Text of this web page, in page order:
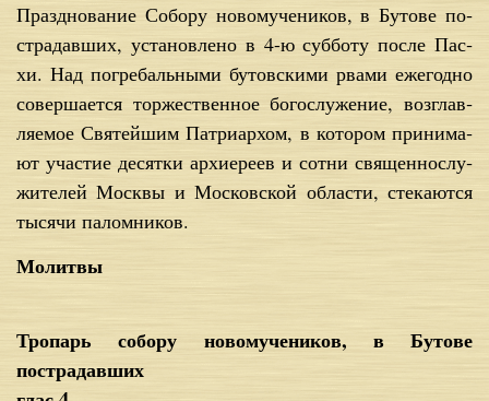
Празд­но­ва­ние Со­бо­ру но­во­му­че­ни­ков, в Бу­то­ве по­
стра­дав­ших, уста­нов­ле­но в 4-ю суб­бо­ту по­сле Пас­
хи. Над по­гре­баль­ны­ми бу­тов­ски­ми рва­ми еже­год­но
со­вер­ша­ет­ся тор­же­ствен­ное бо­го­слу­же­ние, воз­глав­
ля­е­мое Свя­тей­шим Пат­ри­ар­хом, в ко­то­ром при­ни­ма­
ют уча­стие де­сят­ки ар­хи­ере­ев и сот­ни свя­щен­но­слу­
жи­те­лей Моск­вы и Мос­ков­ской об­ла­сти, сте­ка­ют­ся
ты­ся­чи па­лом­ни­ков.
Молитвы
Тропарь собору новомучеников, в Бутове
пострадавших